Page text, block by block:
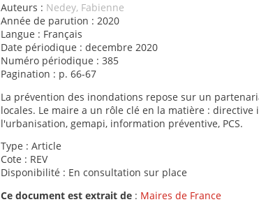
Auteurs : Nedey, Fabienne
Année de parution : 2020
Langue : Français
Date périodique : decembre 2020
Numéro périodique : 385
Pagination : p. 66-67
La prévention des inondations repose sur un
locales. Le maire a un rôle clé en la matière : directive
l'urbanisation, gemapi, information préventive, PCS.
Type : Article
Cote : REV
Disponibilité : En consultation sur place
Ce document est extrait de : Maires de France